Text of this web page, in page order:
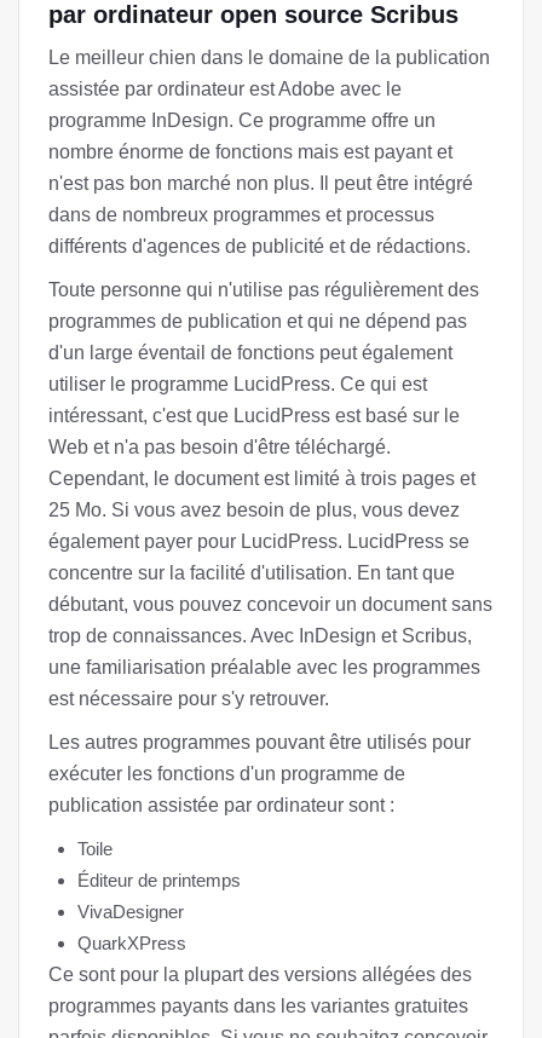
par ordinateur open source Scribus
Le meilleur chien dans le domaine de la publication
assistée par ordinateur est Adobe avec le
programme InDesign. Ce programme offre un
nombre énorme de fonctions mais est payant et
n'est pas bon marché non plus. Il peut être intégré
dans de nombreux programmes et processus
différents d'agences de publicité et de rédactions.
Toute personne qui n'utilise pas régulièrement des
programmes de publication et qui ne dépend pas
d'un large éventail de fonctions peut également
utiliser le programme LucidPress. Ce qui est
intéressant, c'est que LucidPress est basé sur le
Web et n'a pas besoin d'être téléchargé.
Cependant, le document est limité à trois pages et
25 Mo. Si vous avez besoin de plus, vous devez
également payer pour LucidPress. LucidPress se
concentre sur la facilité d'utilisation. En tant que
débutant, vous pouvez concevoir un document sans
trop de connaissances. Avec InDesign et Scribus,
une familiarisation préalable avec les programmes
est nécessaire pour s'y retrouver.
Les autres programmes pouvant être utilisés pour
exécuter les fonctions d'un programme de
publication assistée par ordinateur sont :
Toile
Éditeur de printemps
VivaDesigner
QuarkXPress
Ce sont pour la plupart des versions allégées des
programmes payants dans les variantes gratuites